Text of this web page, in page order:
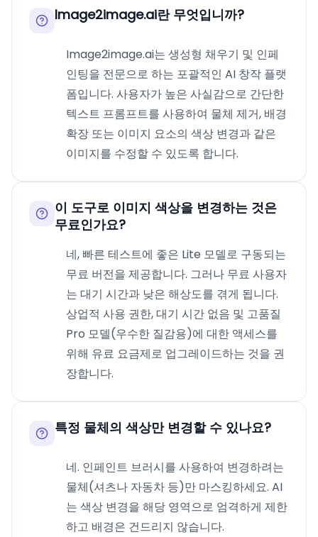
Image2image.ai란 무엇입니까?
Image2image.ai는 생성형 채우기 및 인페
인팅을 전문으로 하는 포괄적인 AI 창작 플랫
폼입니다. 사용자가 높은 사실감으로 간단한
텍스트 프롬프트를 사용하여 물체 제거, 배경
확장 또는 이미지 요소의 색상 변경과 같은
이미지를 수정할 수 있도록 합니다.
이 도구로 이미지 색상을 변경하는 것은
무료인가요?
네, 빠른 테스트에 좋은 Lite 모델로 구동되는
무료 버전을 제공합니다. 그러나 무료 사용자
는 대기 시간과 낮은 해상도를 겪게 됩니다.
상업적 사용 권한, 대기 시간 없음 및 고품질
Pro 모델(우수한 질감용)에 대한 액세스를
위해 유료 요금제로 업그레이드하는 것을 권
장합니다.
특정 물체의 색상만 변경할 수 있나요?
네. 인페인트 브러시를 사용하여 변경하려는
물체(셔츠나 자동차 등)만 마스킹하세요. AI
는 색상 변경을 해당 영역으로 엄격하게 제한
하고 배경은 건드리지 않습니다.